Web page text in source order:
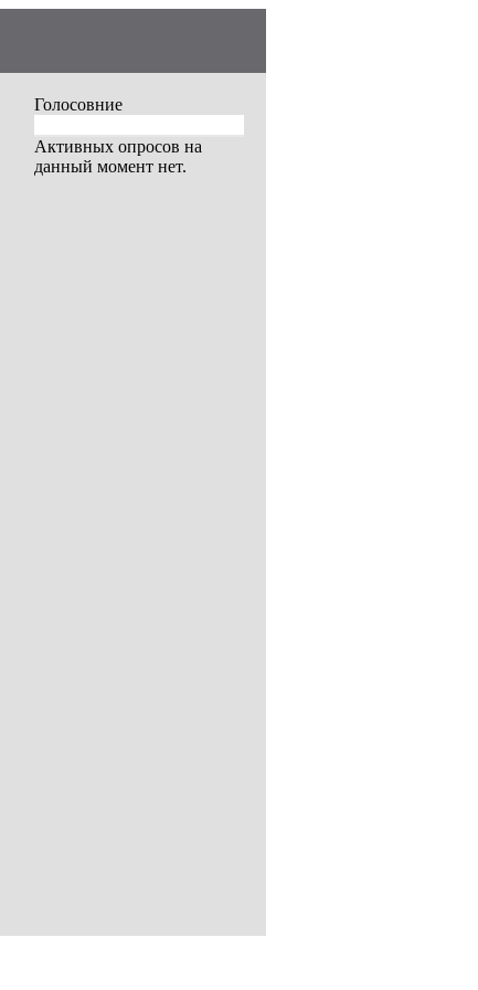
Голосовние
Активных опросов на
данный момент нет.